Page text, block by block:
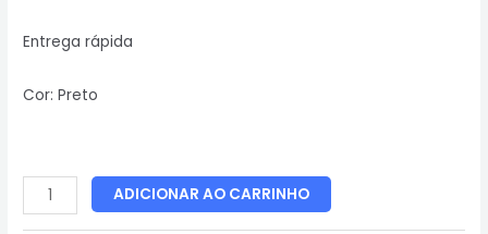
Entrega rápida
Cor: Preto
ADICIONAR AO CARRINHO